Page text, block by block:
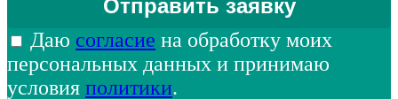
Даю согласие на обработку моих
персональных данных и принимаю
условия политики.